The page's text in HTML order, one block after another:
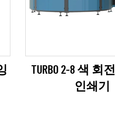
TURBO 2-8 색 회
인쇄기